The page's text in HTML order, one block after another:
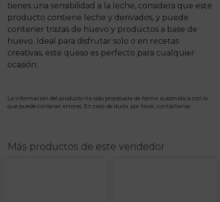
tienes una sensibilidad a la leche, considera que este
producto contiene leche y derivados, y puede
contener trazas de huevo y productos a base de
huevo. Ideal para disfrutar solo o en recetas
creativas, este queso es perfecto para cualquier
ocasión.
La información del producto ha sido procesada de forma automática con lo
que puede contener errores. En caso de duda, por favor, contáctanos
Más productos de este vendedor